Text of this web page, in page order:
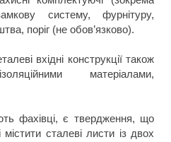
систему, фурнітуру,
поріг (не обов’язково).
вхідні конструкції також
матеріалами,
фахівці, є твердження, що
містити сталеві листи із двох